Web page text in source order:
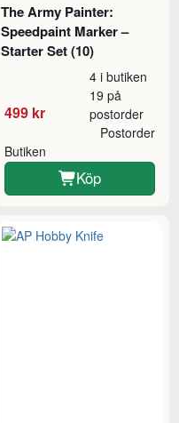
The Army Painter:
Speedpaint Marker –
Starter Set (10)
499 kr
4 i butiken
19 på
postorder
Butiken
Postorder
Köp